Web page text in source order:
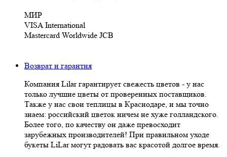
МИР
VISA International
Mastercard Worldwide JCB
Возврат и гарантия
Компания Lilar гарантирует свежесть цветов - у нас
только лучшие цветы от проверенных поставщиков.
Также у нас свои теплицы в Краснодаре, и мы точно
знаем: российский цветок ничем не хуже голландского.
Более того, по качеству он даже превосходит
зарубежных производителей! При правильном уходе
букеты LiLar могут радовать вас красотой долгое время.